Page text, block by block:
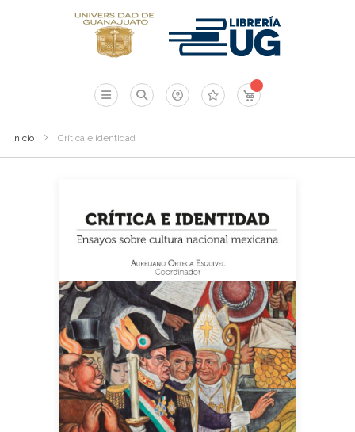
Mi carrito
Inicio Crítica e identidad